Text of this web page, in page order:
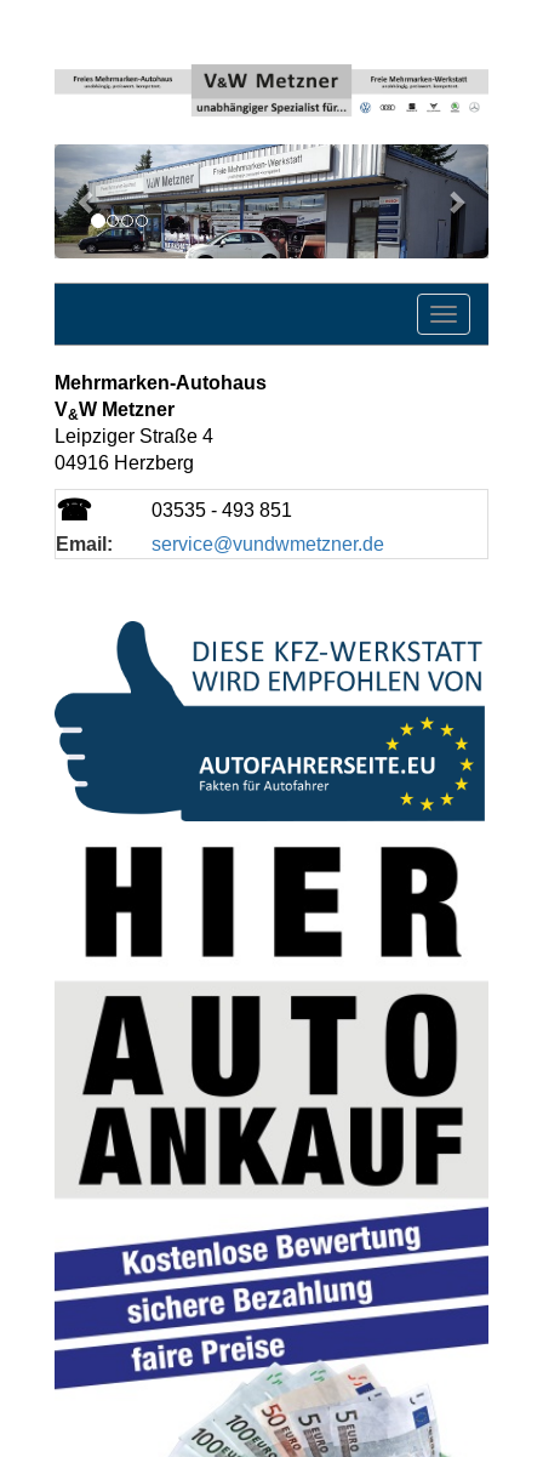
Previous Next
Toggle
Mehrmarken-Autohaus
V&W Metzner
Leipziger Straße 4
04916 Herzberg
☎
03535 - 493 851
Email:
service@vundwmetzner.de